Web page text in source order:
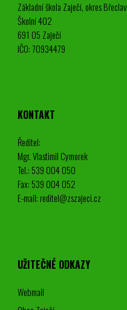
Základní škola Zaječí, okres Břeclav
Školní 402
691 05 Zaječí
IČO: 70934479
KONTAKT
Ředitel:
Mgr. Vlastimil Cymorek
Tel.: 539 004 050
Fax: 539 004 052
E-mail: reditel@zszajeci.cz
UŽITEČNÉ ODKAZY
Webmail